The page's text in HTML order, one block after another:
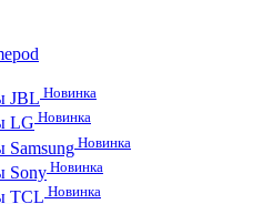
JBL Новинка
LG Новинка
SamsungНовинка
Sony Новинка
TCL Новинка